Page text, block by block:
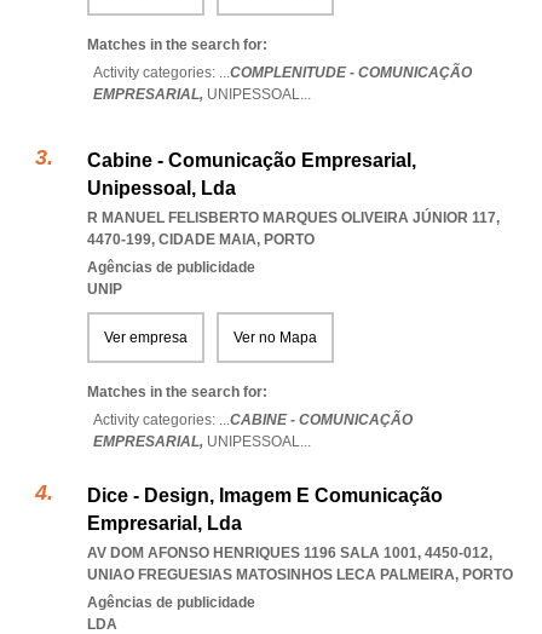
Matches in the search for:
Activity categories: ...COMPLENITUDE - COMUNICAÇÃO
EMPRESARIAL, UNIPESSOAL...
Cabine - Comunicação Empresarial,
Unipessoal, Lda
R MANUEL FELISBERTO MARQUES OLIVEIRA JÚNIOR 117,
4470-199, CIDADE MAIA, PORTO
Agências de publicidade
UNIP
Ver empresa Ver no Mapa
Matches in the search for:
Activity categories: ...CABINE - COMUNICAÇÃO
EMPRESARIAL, UNIPESSOAL...
Dice - Design, Imagem E Comunicação
Empresarial, Lda
AV DOM AFONSO HENRIQUES 1196 SALA 1001, 4450-012,
UNIAO FREGUESIAS MATOSINHOS LECA PALMEIRA, PORTO
Agências de publicidade
LDA